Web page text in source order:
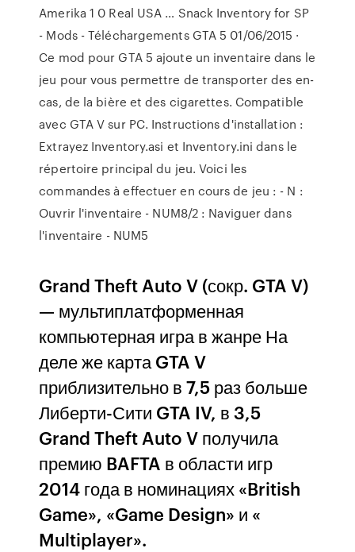
Amerika 1 0 Real USA … Snack Inventory for SP
- Mods - Téléchargements GTA 5 01/06/2015 ·
Ce mod pour GTA 5 ajoute un inventaire dans le
jeu pour vous permettre de transporter des en-
cas, de la bière et des cigarettes. Compatible
avec GTA V sur PC. Instructions d'installation :
Extrayez Inventory.asi et Inventory.ini dans le
répertoire principal du jeu. Voici les
commandes à effectuer en cours de jeu : - N :
Ouvrir l'inventaire - NUM8/2 : Naviguer dans
l'inventaire - NUM5
Grand Theft Auto V (сокр. GTA V)
— мультиплатформенная
компьютерная игра в жанре На
деле же карта GTA V
приблизительно в 7,5 раз больше
Либерти-Сити GTA IV, в 3,5
Grand Theft Auto V получила
премию BAFTA в области игр
2014 года в номинациях «British
Game», «Game Design» и «
Multiplayer».